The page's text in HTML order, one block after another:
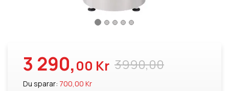
3990,00
3 290,00 Kr
Du sparar: 700,00 Kr